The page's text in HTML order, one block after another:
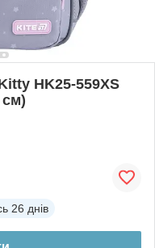
HK25-559XS
см)
26 днів